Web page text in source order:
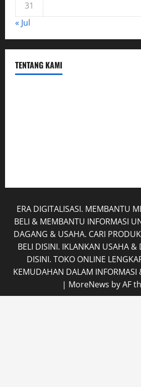
31
« Jul
TENTANG KAMI
ERA DIGITALISASI. MEMBANTU
BELI & MEMBANTU INFORMASI
DAGANG & USAHA. CARI
BELI DISINI. IKLANKAN USAHA
DISINI. TOKO ONLINE
KEMUDAHAN DALAM INFORMASI
| MoreNews by AF